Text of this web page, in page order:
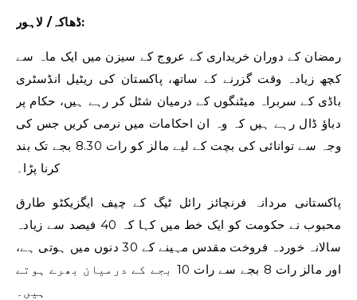
ڈھاکہ/ لاہور:
رمضان کے دوران خریداری کے عروج کے سیزن میں ایک ماہ سے
کچھ زیادہ وقت گزرنے کے ساتھ، پاکستان کی ریٹیل انڈسٹری
باڈی کے سربراہ میٹنگوں کے درمیان شٹل کر رہے ہیں، حکام پر
دباؤ ڈال رہے ہیں کہ وہ ان احکامات میں نرمی کریں جس کی
وجہ سے توانائی کی بچت کے لیے مالز کو رات 8.30 بجے تک بند
کرنا پڑا۔
پاکستانی مردانہ فرنچائز رائل ٹیگ کے چیف ایگزیکٹو طارق
محبوب نے حکومت کو ایک خط میں کہا کہ 40 فیصد سے زیادہ
سالانہ خوردہ فروخت مقدس مہینے کے 30 دنوں میں ہوتی ہے،
اور مالز رات 8 بجے سے رات 10 بجے کے درمیان بھرے ہوتے
ہیں۔